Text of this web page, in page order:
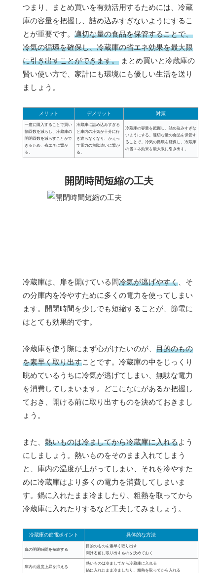
つまり、まとめ買いを有効活用するためには、冷蔵
庫の容量を把握し、詰め込みすぎないようにするこ
とが重要です。 適切な量の食品を保管することで、
冷気の循環を確保し、冷蔵庫の省エネ効果を最大限
に引き出すことができます。 まとめ買いと冷蔵庫の
賢い使い方で、家計にも環境にも優しい生活を送り
ましょう。
メリット デメリット 対策
一度に購入することで買い
物回数を減らし、冷蔵庫の
開閉回数を減らすことがで
きるため、省エネに繋が
る。
冷蔵庫に詰め込みすぎる
と庫内の冷気が十分に行
き渡らなくなり、かえっ
て電力の無駄遣いに繋が
る。
冷蔵庫の容量を把握し、詰め込みすぎな
いようにする。適切な量の食品を保管す
ることで、冷気の循環を確保し、冷蔵庫
の省エネ効果を最大限に引き出す。
開閉時間短縮の工夫
冷蔵庫は、扉を開けている間冷気が逃げやすく 、そ
の分庫内を冷やすために多くの電力を使ってしまい
ます。開閉時間を少しでも短縮することが、節電に
はとても効果的です。
冷蔵庫を使う際にまず心がけたいのが、 目的のもの
を素早く取り出すことです。冷蔵庫の中をじっくり
眺めているうちに冷気が逃げてしまい、無駄な電力
を消費してしまいます。どこになにがあるか把握し
ておき、開ける前に取り出すものを決めておきまし
ょう。
また、 熱いものは冷ましてから冷蔵庫に入れるよう
にしましょう。熱いものをそのまま入れてしまう
と、庫内の温度が上がってしまい、それを冷やすた
めに冷蔵庫はより多くの電力を消費してしまいま
す。鍋に入れたまま冷ましたり、粗熱を取ってから
冷蔵庫に入れたりするなど工夫してみましょう。
冷蔵庫の節電ポイント 具体的な方法
扉の開閉時間を短縮する
目的のものを素早く取り出す
開ける前に取り出すものを決めておく
庫内の温度上昇を抑える
熱いものは冷ましてから冷蔵庫に入れる
鍋に入れたまま冷ましたり、粗熱を取ってから入れる